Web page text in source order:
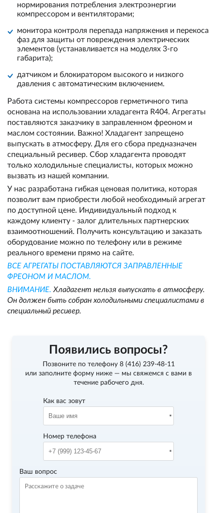
нормирования потребления электроэнергии
компрессором и вентиляторами;
монитора контроля перепада напряжения и перекоса
фаз для защиты от повреждения электрических
элементов (устанавливается на моделях 3-го
габарита);
датчиком и блокиратором высокого и низкого
давления с автоматическим включением.
Работа системы компрессоров герметичного типа
основана на использовании хладагента R404. Агрегаты
поставляются заказчику в заправленном фреоном и
маслом состоянии. Важно! Хладагент запрещено
выпускать в атмосферу. Для его сбора предназначен
специальный ресивер. Сбор хладагента проводят
только холодильные специалисты, которых можно
вызвать из нашей компании.
У нас разработана гибкая ценовая политика, которая
позволит вам приобрести любой необходимый агрегат
по доступной цене. Индивидуальный подход к
каждому клиенту - залог длительных партнерских
взаимоотношений. Получить консультацию и заказать
оборудование можно по телефону или в режиме
реального времени прямо на сайте.
ВСЕ АГРЕГАТЫ ПОСТАВЛЯЮТСЯ ЗАПРАВЛЕННЫЕ
ФРЕОНОМ И МАСЛОМ.
ВНИМАНИЕ. Хладагент нельзя выпускать в атмосферу.
Он должен быть собран холодильными специалистами в
специальный ресивер.
Появились вопросы?
Позвоните по телефону 8 (416) 239-48-11
или заполните форму ниже — мы свяжемся с вами в
течение рабочего дня.
Как вас зовут
Номер телефона
Ваш вопрос